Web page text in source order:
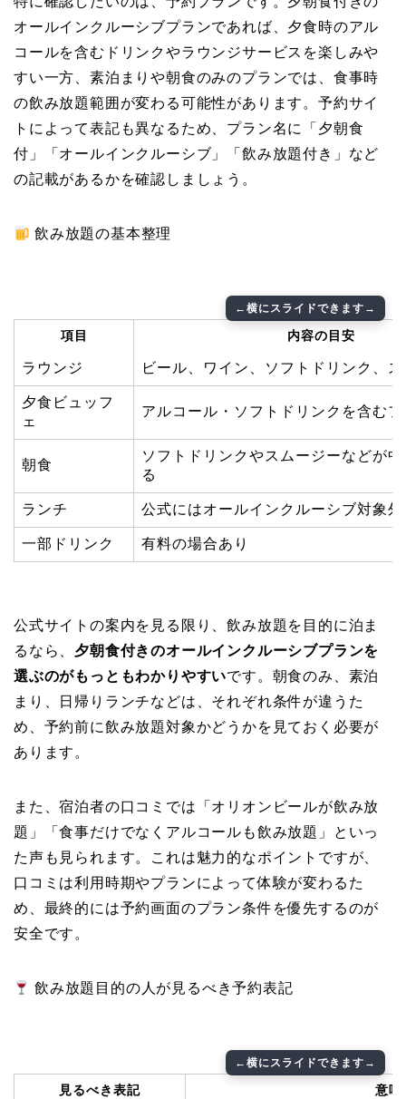
オールインクルーシブプランであれば、夕食時のアル
コールを含むドリンクやラウンジサービスを楽しみや
すい一方、素泊まりや朝食のみのプランでは、食事時
の飲み放題範囲が変わる可能性があります。予約サイ
トによって表記も異なるため、プラン名に「夕朝食
付」「オールインクルーシブ」「飲み放題付き」など
の記載があるかを確認しましょう。
飲み放題の基本整理
項目 内容の目安
ラウンジ ビール、ワイン、ソフトドリンク、
夕食ビュッフ
ェ
アルコール・ソフトドリンクを含む
朝食
ソフトドリンクやスムージーなどが
る
ランチ 公式にはオールインクルーシブ対象
一部ドリンク 有料の場合あり
公式サイトの案内を見る限り、飲み放題を目的に泊ま
るなら、 夕朝食付きのオールインクルーシブプランを
選ぶのがもっともわかりやすいです。朝食のみ、素泊
まり、日帰りランチなどは、それぞれ条件が違うた
め、予約前に飲み放題対象かどうかを見ておく必要が
あります。
また、宿泊者の口コミでは「オリオンビールが飲み放
題」「食事だけでなくアルコールも飲み放題」といっ
た声も見られます。これは魅力的なポイントですが、
口コミは利用時期やプランによって体験が変わるた
め、最終的には予約画面のプラン条件を優先するのが
安全です。
飲み放題目的の人が見るべき予約表記
見るべき表記 意味